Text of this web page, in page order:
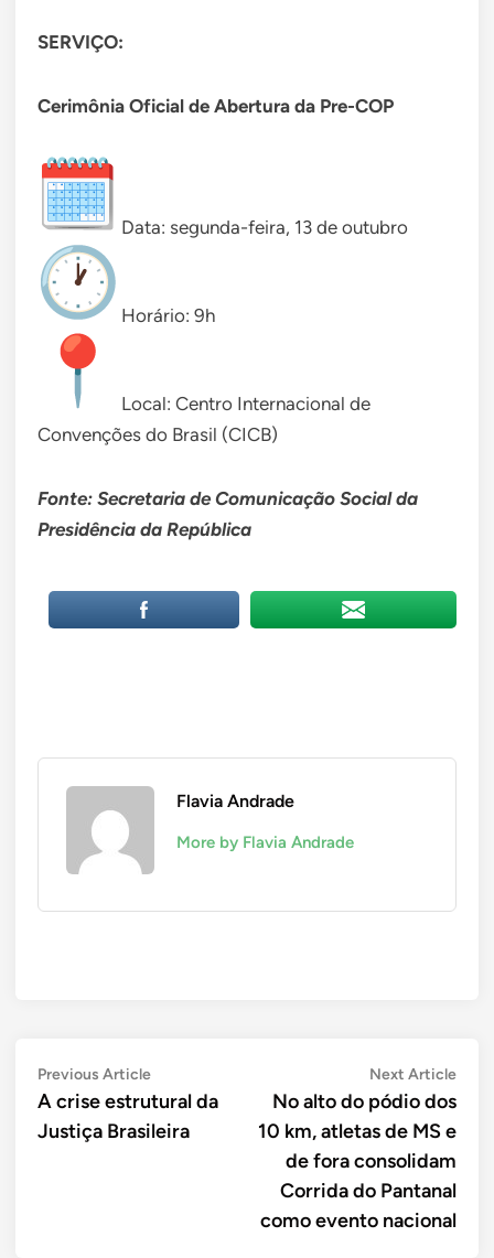
SERVIÇO:
Cerimônia Oficial de Abertura da Pre-COP
Data: segunda-feira, 13 de outubro
Horário: 9h
Local: Centro Internacional de
Convenções do Brasil (CICB)
Fonte: Secretaria de Comunicação Social da
Presidência da República
Flavia Andrade
More by Flavia Andrade
Navegação
de
Post
Previous ArticlePrevious
article:
A crise estrutural da
Justiça Brasileira
Next ArticleNext
No alto do pódio dos
10 km, atletas de MS e
de fora consolidam
Corrida do Pantanal
como evento nacional